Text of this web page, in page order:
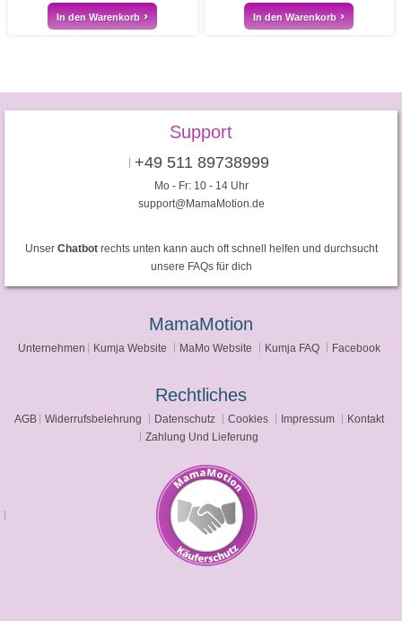
In den Warenkorb In den Warenkorb
Support
+49 511 89738999
Mo - Fr: 10 - 14 Uhr
support@MamaMotion.de
Unser Chatbotrechts unten kann auch oft schnell helfen und durchsucht
unsere FAQs für dich
MamaMotion
Unternehmen Kumja Website MaMo Website Kumja FAQ Facebook
Rechtliches
AGB Widerrufsbelehrung Datenschutz Cookies Impressum
Kontakt
Zahlung Und Lieferung